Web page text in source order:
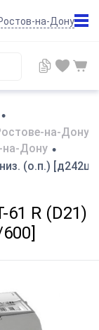
на-Дону
•
на-Дону
на-Дону •
(о.п.)
61 R (D21)